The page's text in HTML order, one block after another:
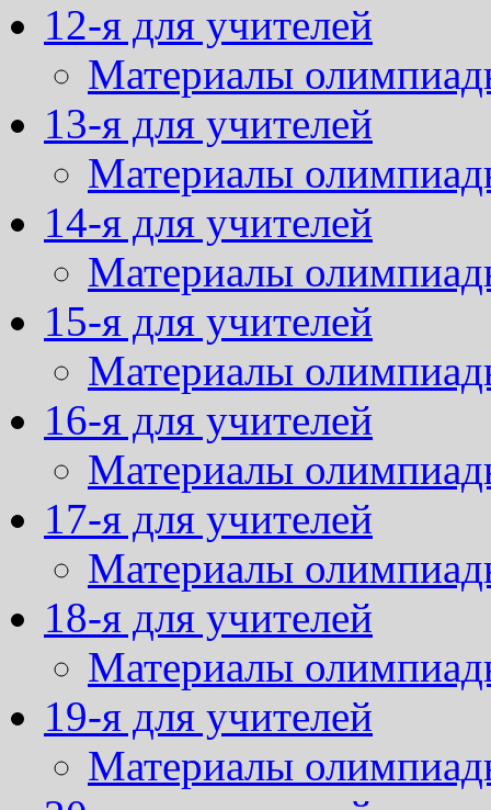
12-я для учителей
Материалы
13-я для учителей
Материалы
14-я для учителей
Материалы
15-я для учителей
Материалы
16-я для учителей
Материалы
17-я для учителей
Материалы
18-я для учителей
Материалы
19-я для учителей
Материалы